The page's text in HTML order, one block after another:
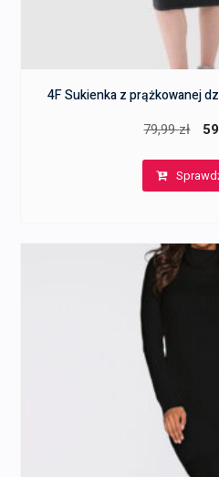
4F Sukienka z prążkowanej
79,99zł